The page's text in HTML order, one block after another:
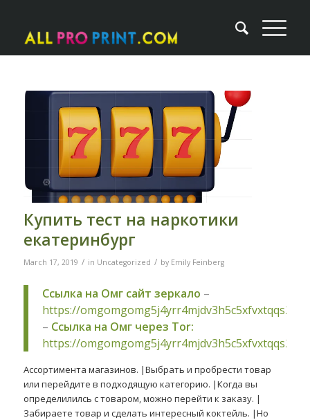
Купить тест на наркотики
екатеринбург
March 17, 2019 / in Uncategorized / by Emily Feinberg
Ссылка на Омг сайт зеркало –
https://
– Ссылка на Омг через Tor:
https://
Ассортимента магазинов. |Выбрать и пробрести товар
или перейдите в подходящую категорию. |Когда вы
определилилсь с товаром, можно перейти к заказу. |
Забираете товар и сделать интересный коктейль. |Но